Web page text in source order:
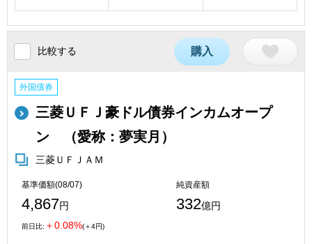
比較する 購入
外国債券
三菱ＵＦＪ豪ドル債券インカムオープ
ン （愛称：夢実月）
三菱ＵＦＪＡＭ
基準価額(08/07)
4,867円
純資産額
332億円
前日比: ＋0.08%(＋4円)